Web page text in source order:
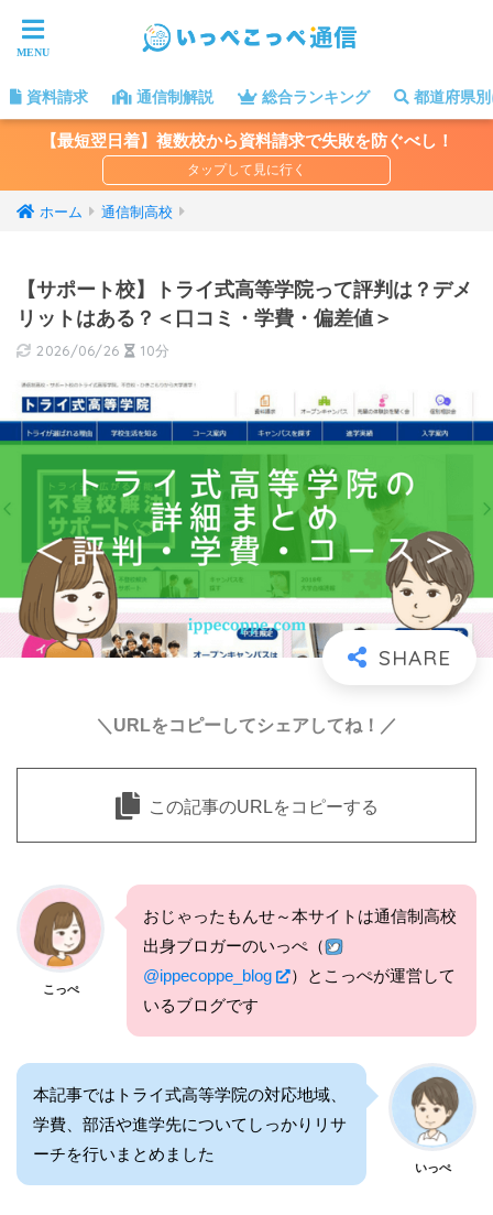
資料請求 通信制解説 総合ランキング 都道府県
【最短翌日着】複数校から資料請求で失敗を防ぐべし！
ホーム 通信制高校
【サポート校】トライ式高等学院って評判は？デメ
リットはある？＜口コミ・学費・偏差値＞
2026/06/26 10分
＼URLをコピーしてシェアしてね！／
この記事のURLをコピーする
こっぺ
おじゃったもんせ～本サイトは通信制高校
出身ブロガーのいっぺ（
@ippecoppe_blog
）とこっぺが運営して
いるブログです
本記事ではトライ式高等学院の対応地域、
学費、部活や進学先についてしっかりリサ
ーチを行いまとめました
いっぺ